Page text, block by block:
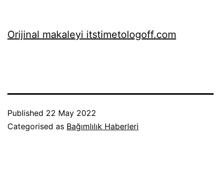
Orijinal makaleyi itstimetologoff.com
Published 22 May 2022
Categorised as Bağımlılık Haberleri